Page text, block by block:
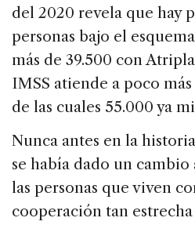
del 2020 revela que hay
personas bajo el
más de 39.500 con
IMSS atiende a poco
de las cuales 55.000 ya
Nunca antes en la
se había dado un cambio
las personas que viven
cooperación tan